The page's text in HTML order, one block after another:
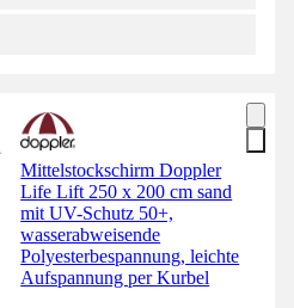
Mittelstockschirm Doppler
Life Lift 250 x 200 cm sand
mit UV-Schutz 50+,
wasserabweisende
Polyesterbespannung, leichte
Aufspannung per Kurbel